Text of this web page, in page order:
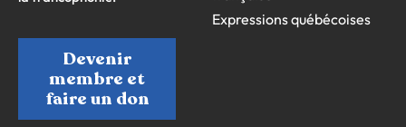
Devenir
membre et
faire un don
Expressions québécoises